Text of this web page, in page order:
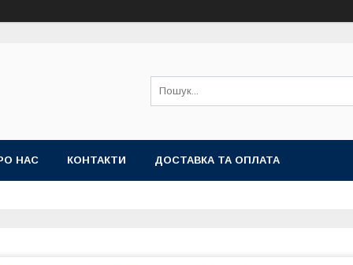
НАС КОНТАКТИ ДОСТАВКА ТА ОПЛАТА